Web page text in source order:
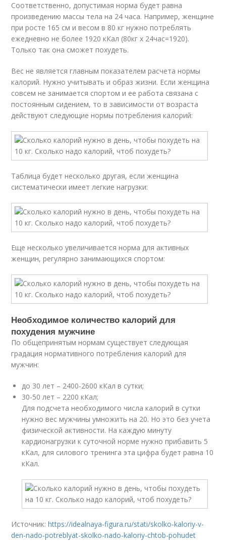
Соответственно, допустимая норма будет равна
произведению массы тела на 24 часа. Например, женщине
при росте 165 см и весом в 80 кг нужно потреблять
ежедневно не более 1920 кКал (80кг х 24час=1920).
Только так она сможет похудеть.
Вес не является главным показателем расчета нормы
калорий. Нужно учитывать и образ жизни. Если женщина
совсем не занимается спортом и ее работа связана с
постоянным сидением, то в зависимости от возраста
действуют следующие нормы потребления калорий:
Таблица будет несколько другая, если женщина
систематически имеет легкие нагрузки:
Еще несколько увеличивается норма для активных
женщин, регулярно занимающихся спортом:
Необходимое количество калорий для
похудения мужчине
По общепринятым нормам существует следующая
градация нормативного потребления калорий для
мужчин:
до 30 лет – 2400-2600 кКал в сутки;
30-50 лет – 2200 кКал;
Для подсчета необходимого числа калорий в сутки
нужно вес мужчины умножить на 20. Но это без учета
физической активности. На каждую минуту
кардионагрузки к суточной норме нужно прибавить 5
кКал, для силового тренинга эта цифра будет равна 10
кКал.
Источник:https://idealnaya-figura.ru/stati/skolko-kaloriy-v-
den-nado-potreblyat-skolko-nado-kaloriy-chtob-pohudet